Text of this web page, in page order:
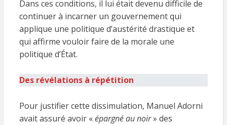
Dans ces conditions, il lui était devenu difficile de
continuer à incarner un gouvernement qui
applique une politique d’austérité drastique et
qui affirme vouloir faire de la morale une
politique d’État.
Des révélations à répétition
Pour justifier cette dissimulation, Manuel Adorni
avait assuré avoir «épargné au noir» des